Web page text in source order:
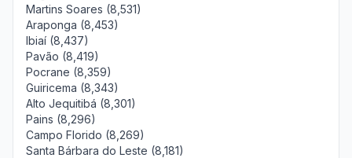
Martins Soares (8,531)
Araponga (8,453)
Ibiaí (8,437)
Pavão (8,419)
Pocrane (8,359)
Guiricema (8,343)
Alto Jequitibá (8,301)
Pains (8,296)
Campo Florido (8,269)
Santa Bárbara do Leste (8,181)